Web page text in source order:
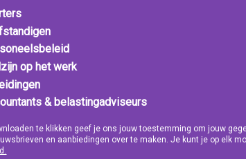
op het werk
& belastingadviseurs
te klikken geef je ons jouw toestemming om jouw
en aanbiedingen over te maken. Je kunt je op elk